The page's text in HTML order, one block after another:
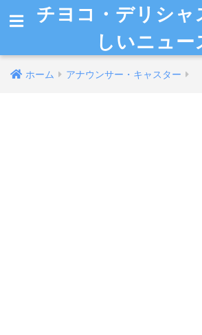
チヨコ・デリシャ
しいニュー
ホーム アナウンサー・キャスター